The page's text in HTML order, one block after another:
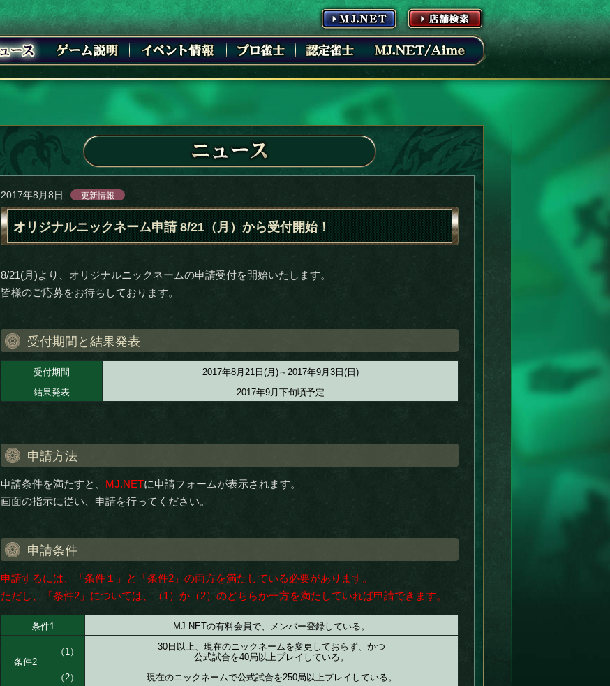
ニュース
2017年8月8日 更新情報
オリジナルニックネーム申請 8/21（月）から受付開始！
8/21(月)より、オリジナルニックネームの申請受付を開始いたします。
皆様のご応募をお待ちしております。
受付期間と結果発表
受付期間
2017年8月21日(月)～2017年9月3日(日)
結果発表
2017年9月下旬頃予定
申請方法
申請条件を満たすと、 MJ.NETに申請フォームが表示されます。
画面の指示に従い、申請を行ってください。
申請条件
申請するには、「条件１」と「条件2」の両方を満たしている必要があります。
ただし、「条件2」については、（1）か（2）のどちらか一方を満たしていれば申請できます。
条件1 MJ.NETの有料会員で、メンバー登録している。
条件2
（1）
30日以上、現在のニックネームを変更しておらず、かつ
公式試合を40局以上プレイしている。
（2）
現在のニックネームで公式試合を250局以上プレイしている。